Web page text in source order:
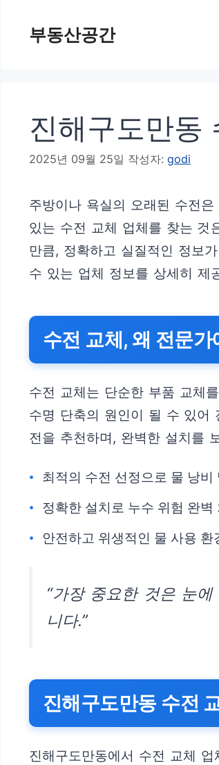
부동산공간
진해구도만동
2025년 09월 25일 작성자: godi
주방이나 욕실의 오래된 수전
있는 수전 교체 업체를 찾는 것
만큼, 정확하고 실질적인 정보
수 있는 업체 정보를 상세히 제
수전 교체, 왜 전문
수전 교체는 단순한 부품 교체
수명 단축의 원인이 될 수 있어
전을 추천하며, 완벽한 설치를
최적의 수전 선정으로 물 낭
정확한 설치로 누수 위험 완벽
안전하고 위생적인 물 사용 환
“가장 중요한 것은 눈
니다.”
진해구도만동 수전
진해구도만동에서 수전 교체